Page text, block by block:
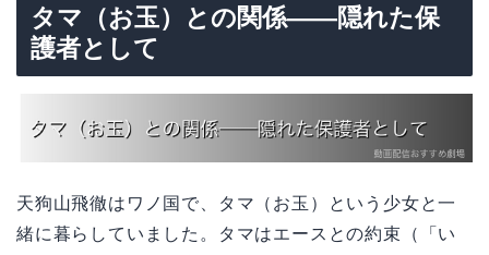
タマ（お玉）との関係——隠れた保
護者として
天狗山飛徹はワノ国で、タマ（お玉）という少女と一
緒に暮らしていました。タマはエースとの約束（「い